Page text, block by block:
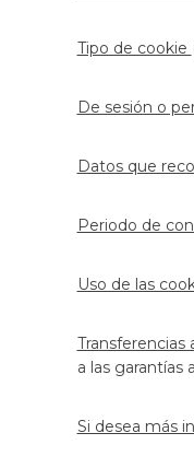
Tipo de cookie
De sesión o
Datos que
Periodo de
Uso de las
Transferencias
a las garantías
Si desea más